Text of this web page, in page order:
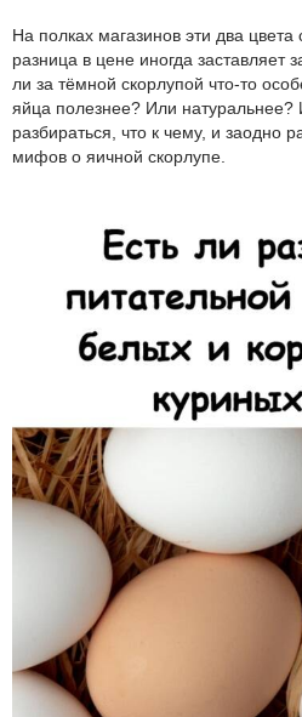
На полках магазинов эти два цвета
разница в цене иногда заставляет
ли за тёмной скорлупой что-то
яйца полезнее? Или натуральнее?
разбираться, что к чему, и заодно
мифов о яичной скорлупе.